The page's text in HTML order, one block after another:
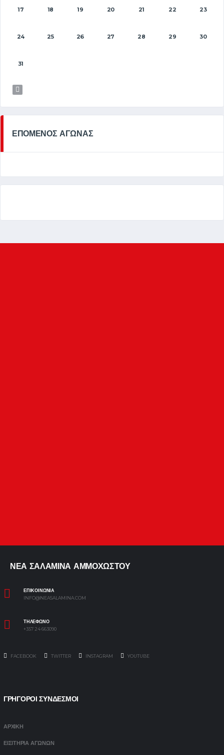
17 18 19 20 21 22 23
24 25 26 27 28 29 30
31
ΕΠΟΜΕΝΟΣ ΑΓΩΝΑΣ
ΝΕΑ ΣΑΛΑΜΙΝΑ ΑΜΜΟΧΩΣΤΟΥ
ΕΠΙΚΟΙΝΩΝΙΑ
INFO@NEASALAMINA.COM
ΤΗΛΕΦΩΝΟ
+357 24 663090
FACEBOOK TWITTER INSTAGRAM YOUTUBE
ΓΡΗΓΟΡΟΙ ΣΥΝΔΕΣΜΟΙ
ΑΡΧΙΚΗ
ΕΙΣΙΤΗΡΙΑ ΑΓΩΝΩΝ